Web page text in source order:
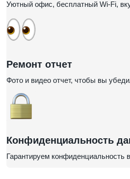
Уютный офис, бесплатный Wi-Fi,
Ремонт отчет
Фото и видео отчет, чтобы вы
Конфиденциальность
Гарантируем